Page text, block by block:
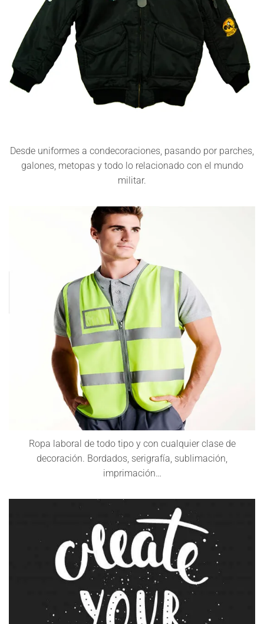
Desde uniformes a condecoraciones, pasando por parches,
galones, metopas y todo lo relacionado con el mundo
militar.
Ropa laboral de todo tipo y con cualquier clase de
decoración. Bordados, serigrafía, sublimación,
imprimación…